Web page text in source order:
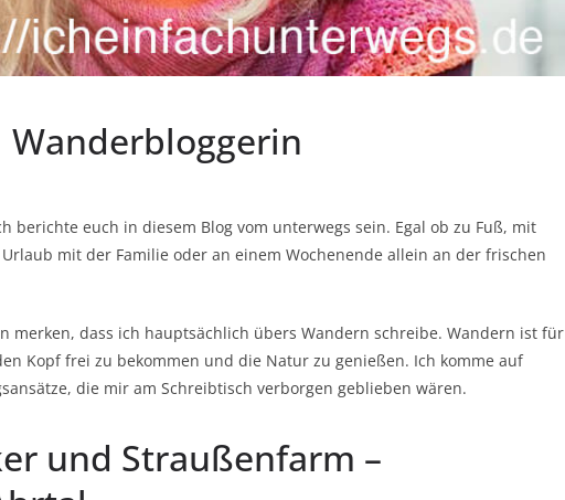
berichte euch in diesem Blog vom unterwegs sein. Egal ob zu Fuß, mit
mit der Familie oder an einem Wochenende allein an der frischen
merken, dass ich hauptsächlich übers Wandern schreibe. Wandern ist für
Kopf frei zu bekommen und die Natur zu genießen. Ich komme auf
die mir am Schreibtisch verborgen geblieben wären.
und Straußenfarm –